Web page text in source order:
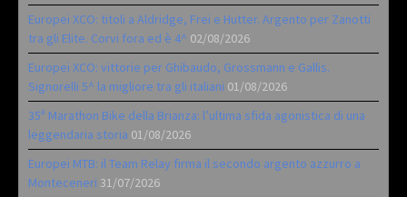
Europei XCO: titoli a Aldridge, Frei e Hutter. Argento per Zanotti
tra gli Elite. Corvi fora ed è 4^ 02/08/2026
Europei XCO: vittorie per Ghibaudo, Grossmann e Gallis.
Signorelli 5^ la migliore tra gli italiani 01/08/2026
35ª Marathon Bike della Brianza: l’ultima sfida agonistica di una
leggendaria storia 01/08/2026
Europei MTB: il Team Relay firma il secondo argento azzurro a
Monteceneri 31/07/2026